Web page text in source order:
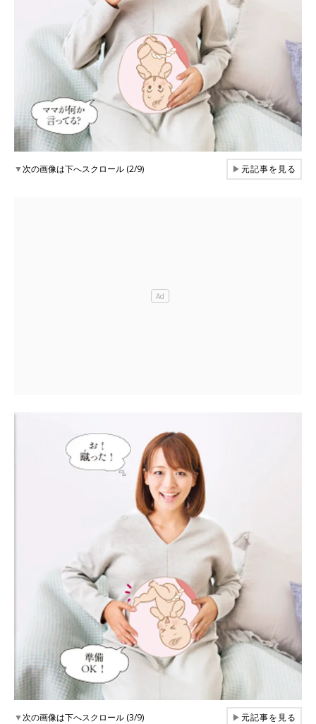
▼次の画像は下へスクロール (2/9) ▶元記事を見る
▼次の画像は下へスクロール (3/9) ▶元記事を見る